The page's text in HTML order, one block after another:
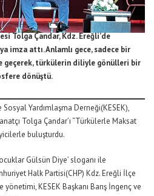
Tolga Çandar, Kdz. Ereğli’de
imza attı. Anlamlı gece, sadece bir
geçerek, türkülerin diliyle gönülleri bir
dönüştü.
Yardımlaşma Derneği(KESEK),
Tolga Çandar’ı “Türkülerle Maksat
buluşturdu.
Gülsün Diye’ sloganı ile
Halk Partisi(CHP) Kdz. Ereğli İlçe
yönetimi, KESEK Başkanı Barış İngenç ve